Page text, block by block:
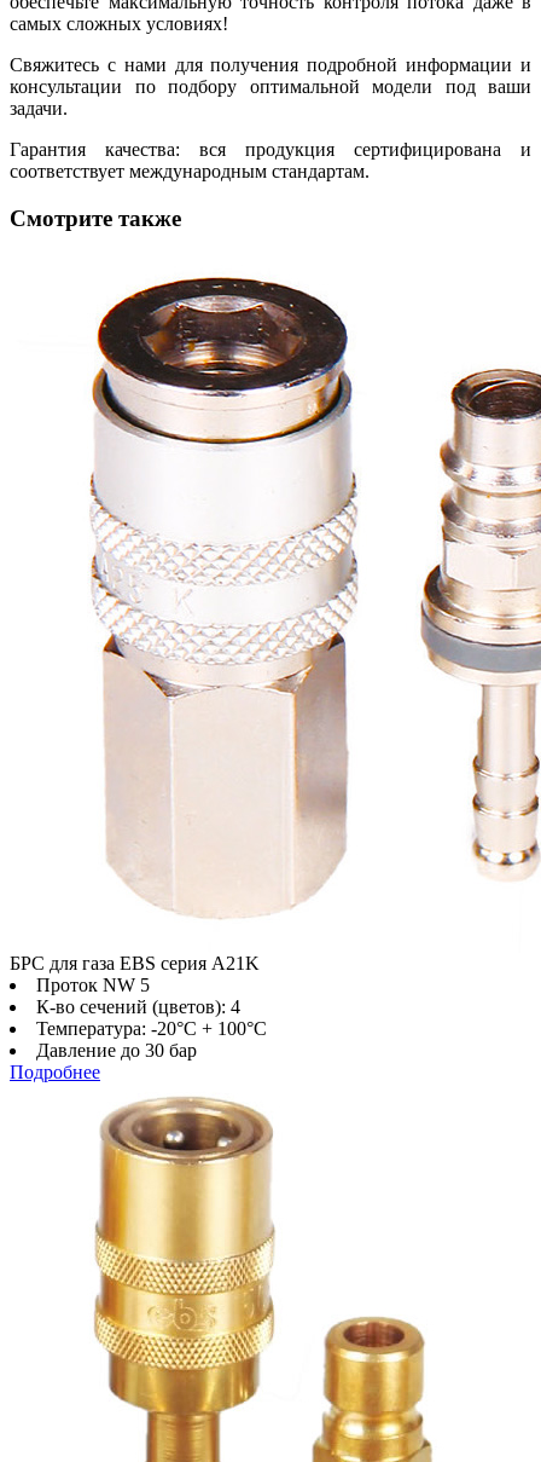
самых сложных условиях!
Свяжитесь с нами для получения подробной информации и
консультации по подбору оптимальной модели под ваши
задачи.
Гарантия качества: вся продукция сертифицирована и
соответствует международным стандартам.
Смотрите также
БРС для газа EBS серия A21K
Проток NW 5
К-во сечений (цветов): 4
Температура: -20°C + 100°C
Давление до 30 бар
Подробнее